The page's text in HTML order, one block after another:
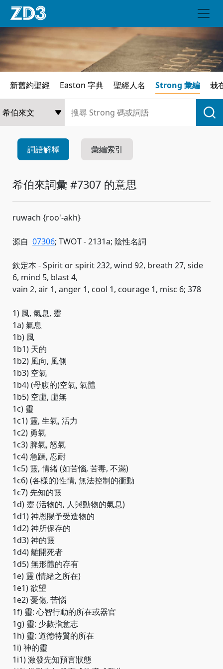
新舊約聖經 Easton 字典 聖經人名 Strong 彙編 栽
詞語解釋 彙編索引
希伯來詞彙 #7307 的意思
ruwach {roo'-akh}
源自 07306; TWOT - 2131a; 陰性名詞
欽定本 - Spirit or spirit 232, wind 92, breath 27, side
6, mind 5, blast 4,
vain 2, air 1, anger 1, cool 1, courage 1, misc 6; 378
1) 風, 氣息, 靈
1a) 氣息
1b) 風
1b1) 天的
1b2) 風向, 風側
1b3) 空氣
1b4) (母腹的)空氣, 氣體
1b5) 空虛, 虛無
1c) 靈
1c1) 靈, 生氣, 活力
1c2) 勇氣
1c3) 脾氣, 怒氣
1c4) 急躁, 忍耐
1c5) 靈, 情緒 (如苦惱, 苦毒, 不滿)
1c6) (各樣的)性情, 無法控制的衝動
1c7) 先知的靈
1d) 靈 (活物的, 人與動物的氣息)
1d1) 神恩賜予受造物的
1d2) 神所保存的
1d3) 神的靈
1d4) 離開死者
1d5) 無形體的存有
1e) 靈 (情緒之所在)
1e1) 欲望
1e2) 憂傷, 苦惱
1f) 靈: 心智行動的所在或器官
1g) 靈: 少數指意志
1h) 靈: 道德特質的所在
1i) 神的靈
1i1) 激發先知預言狀態